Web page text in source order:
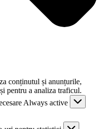
conținutul și anunțurile,
pentru a analiza traficul.
Always active